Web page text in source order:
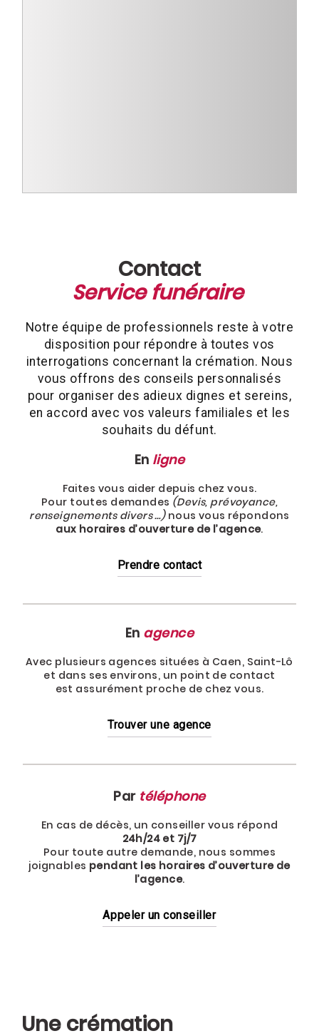
Contact
Service funéraire
Notre équipe de professionnels reste à votre
disposition pour répondre à toutes vos
interrogations concernant la crémation. Nous
vous offrons des conseils personnalisés
pour organiser des adieux dignes et sereins,
en accord avec vos valeurs familiales et les
souhaits du défunt.
En ligne
Faites vous aider depuis chez vous.
Pour toutes demandes (Devis, prévoyance,
renseignements divers …)nous vous répondons
aux horaires d’ouverture de l’agence.
Prendre contact
En agence
Avec plusieurs agences situées à Caen, Saint-Lô
et dans ses environs, un point de contact
est assurément proche de chez vous.
Trouver une agence
Par téléphone
En cas de décès, un conseiller vous répond
24h/24 et 7j/7
Pour toute autre demande, nous sommes
joignables pendant les horaires d’ouverture de
l’agence.
Appeler un conseiller
Une crémation